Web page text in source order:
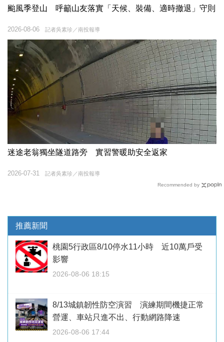
颱風季登山 呼籲山友落實「天候、裝備、適時撤退」守則
記者吳素珍／南投報導
2026-08-06
迷途老翁獨坐隧道路旁 實習警暖助安全返家
記者吳素珍／南投報導
2026-07-31
Recommended by
推薦新聞
桃園5行政區8/10停水11小時 近10萬戶受
影響
2026-08-06 18:15
8/13城鎮韌性防空演習 演練期間機捷正常
營運、車站只進不出、行動網路降速
2026-08-06 17:44